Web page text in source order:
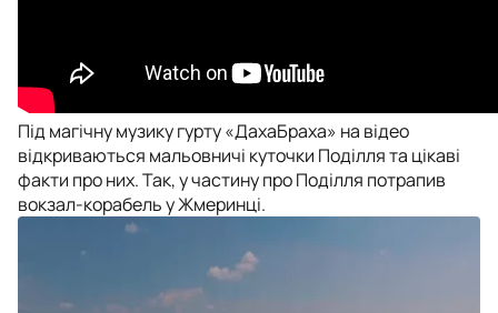
Під магічну музику гурту «ДахаБраха» на відео
відкриваються мальовничі куточки Поділля та цікаві
факти про них. Так, у частину про Поділля потрапив
вокзал-корабель у Жмеринці.